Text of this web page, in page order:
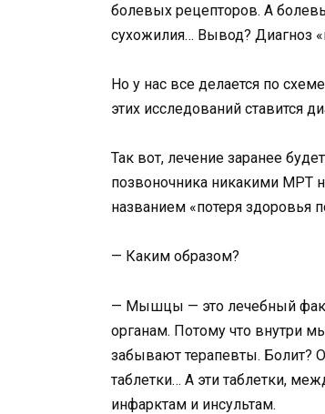
болевых рецепторов. А
сухожилия… Вывод? Диагноз
Но у нас все делается по
этих исследований ставится
Так вот, лечение заранее
позвоночника никакими МРТ
названием «потеря здоровья
— Каким образом?
— Мышцы — это лечебный
органам. Потому что внутри
забывают терапевты. Болит?
таблетки… А эти таблетки,
инфарктам и инсультам.